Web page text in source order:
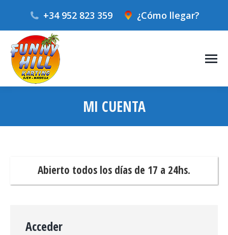
+34 952 823 359 ¿Cómo llegar?
MI CUENTA
Abierto todos los días de 17 a 24hs.
Acceder